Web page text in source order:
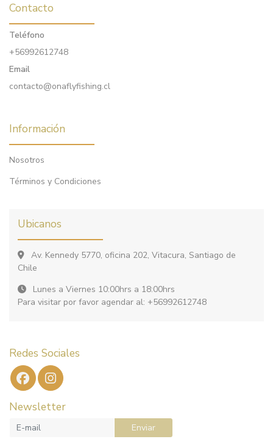
Contacto
Teléfono
+56992612748
Email
contacto@onaflyfishing.cl
Información
Nosotros
Términos y Condiciones
Ubicanos
Av. Kennedy 5770, oficina 202, Vitacura, Santiago de
Chile
Lunes a Viernes 10:00hrs a 18:00hrs
Para visitar por favor agendar al: +56992612748
Redes Sociales
Newsletter
Enviar